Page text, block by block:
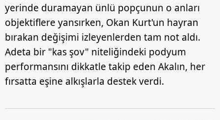
yerinde duramayan ünlü popçunun o anları
objektiflere yansırken, Okan Kurt'un hayran
bırakan değişimi izleyenlerden tam not aldı.
Adeta bir "kas şov" niteliğindeki podyum
performansını dikkatle takip eden Akalın, her
fırsatta eşine alkışlarla destek verdi.